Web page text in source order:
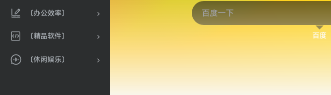
〔办公效率〕
〔精品软件〕
〔休闲娱乐〕
百度